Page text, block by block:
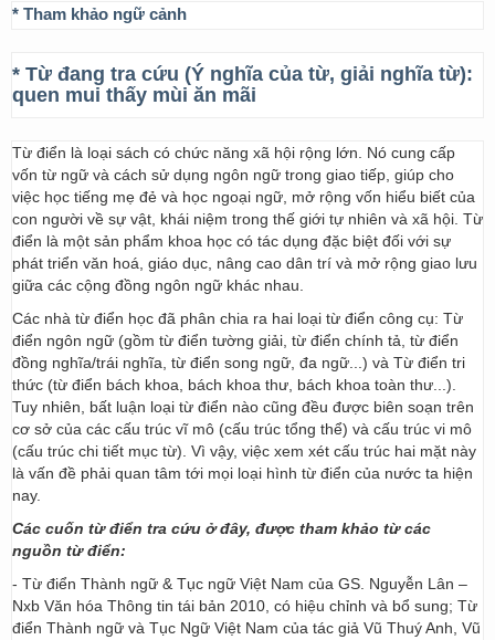
* Tham khảo ngữ cảnh
* Từ đang tra cứu (Ý nghĩa của từ, giải nghĩa từ):
quen mui thấy mùi ăn mãi
Từ điển là loại sách có chức năng xã hội rộng lớn. Nó cung cấp
vốn từ ngữ và cách sử dụng ngôn ngữ trong giao tiếp, giúp cho
việc học tiếng mẹ đẻ và học ngoại ngữ, mở rộng vốn hiểu biết của
con người về sự vật, khái niệm trong thế giới tự nhiên và xã hội. Từ
điển là một sản phẩm khoa học có tác dụng đặc biệt đối với sự
phát triển văn hoá, giáo dục, nâng cao dân trí và mở rộng giao lưu
giữa các cộng đồng ngôn ngữ khác nhau.
Các nhà từ điển học đã phân chia ra hai loại từ điển công cụ: Từ
điển ngôn ngữ (gồm từ điển tường giải, từ điển chính tả, từ điển
đồng nghĩa/trái nghĩa, từ điển song ngữ, đa ngữ...) và Từ điển tri
thức (từ điển bách khoa, bách khoa thư, bách khoa toàn thư...).
Tuy nhiên, bất luận loại từ điển nào cũng đều được biên soạn trên
cơ sở của các cấu trúc vĩ mô (cấu trúc tổng thể) và cấu trúc vi mô
(cấu trúc chi tiết mục từ). Vì vậy, việc xem xét cấu trúc hai mặt này
là vấn đề phải quan tâm tới mọi loại hình từ điển của nước ta hiện
nay.
Các cuốn từ điển tra cứu ở đây, được tham khảo từ các
nguồn từ điển:
- Từ điển Thành ngữ & Tục ngữ Việt Nam của GS. Nguyễn Lân –
Nxb Văn hóa Thông tin tái bản 2010, có hiệu chỉnh và bổ sung; Từ
điển Thành ngữ và Tục Ngữ Việt Nam của tác giả Vũ Thuý Anh, Vũ